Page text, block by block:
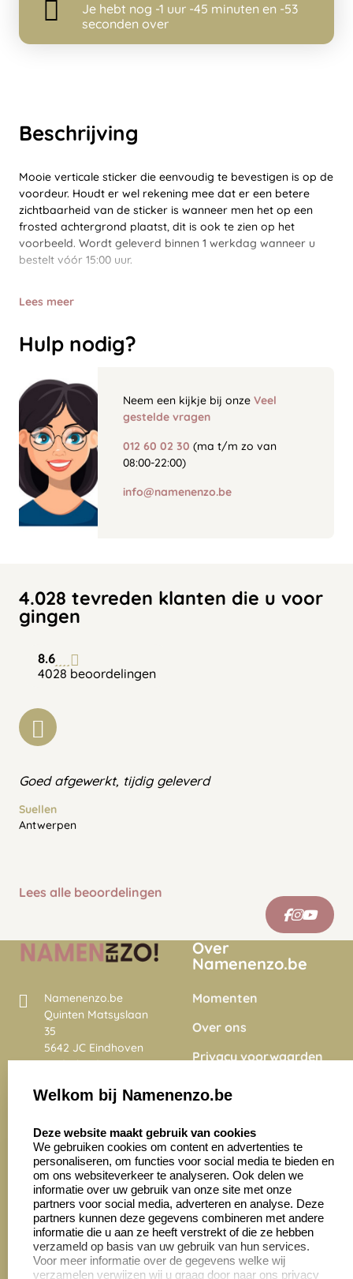
Beschrijving
Mooie verticale sticker die eenvoudig te bevestigen is op de
voordeur. Houdt er wel rekening mee dat er een betere
zichtbaarheid van de sticker is wanneer men het op een
frosted achtergrond plaatst, dit is ook te zien op het
voorbeeld. Wordt geleverd binnen 1 werkdag wanneer u
bestelt vóór 15:00 uur.
Lees meer
Hulp nodig?
Neem een kijkje bij onze Veel
gestelde vragen
012 60 02 30 (ma t/m zo van
08:00-22:00)
info@namenenzo.be
Je hebt nog -1 uur -45 minuten en -53
seconden over
4.028 tevreden klanten die u voor
gingen
8.6
4028 beoordelingen
Goed afgewerkt, tijdig geleverd
Suellen
Antwerpen
Lees alle beoordelingen
Namenenzo.be
Quinten Matsyslaan
35
5642 JC Eindhoven
Nederland
4028 beoordelingen
Over
Namenenzo.be
Momenten
Over ons
Privacy voorwaarden
Onze vacatures
Zakelijk:
Aanvraag op maat
Cadeaubonnen
Klantenservice:
Contact opnemen
Veelgestelde vragen
Retourneren
Welkom bij Namenenzo.be
Deze website maakt gebruik van cookies
We gebruiken cookies om content en advertenties te
personaliseren, om functies voor social media te bieden en
om ons websiteverkeer te analyseren. Ook delen we
informatie over uw gebruik van onze site met onze
partners voor social media, adverteren en analyse. Deze
partners kunnen deze gegevens combineren met andere
informatie die u aan ze heeft verstrekt of die ze hebben
verzameld op basis van uw gebruik van hun services.
Voor meer informatie over de gegevens welke wij
verzamelen verwijzen wij u graag door naar ons privacy